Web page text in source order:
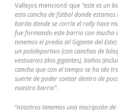
Vallejos mencionó que “este es un
esta cancha de fútbol donde
barda donde se corría el rally hace
fue formando este barrio con
tenemos el predio (el Gigante del
un polideportivo (con canchas de
vestuarios (dos gigantes), baños
cancha que con el tiempo se ha ido
suerte de poder contar dentro de
nuestro barrio”.
“nosotros tenemos una inscripción